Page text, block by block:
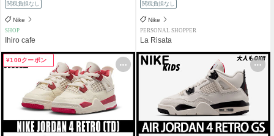
関税負担なし
Nike
SHOP
Ihiro cafe
関税負担なし
Nike
PERSONAL SHOPPER
La Risata
¥100クーポン